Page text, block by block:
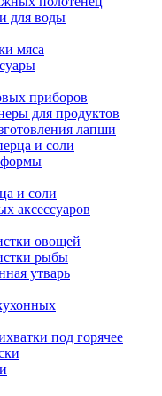
для воды
мяса
приборов
для продуктов
лапши
и соли
формы
и соли
аксессуаров
овощей
рыбы
утварь
под горячее